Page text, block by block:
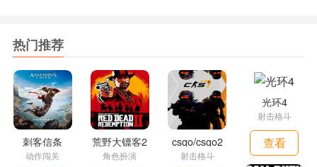
同，当尘埃落定时，他所居住的世界将不再相同。
沙盒地图，选择潜入或一路正面杀入，搜寻并消灭目标。杀手
(Hitman)游戏始终为您提供自由的游戏方式选择，我们会鼓励
每种游戏风格，这里没有“错误”的游戏方式。
无论您采用哪种方法，我们的NPC都会做出反应。如果您
有敌意，警卫会做出反应，如果您被抓住，就会被护送出去。
热门推荐
刺客信条
动作闯关
荒野大镖客2
角色扮演
csgo/csgo2
射击格斗
光环4
射击格斗
查看